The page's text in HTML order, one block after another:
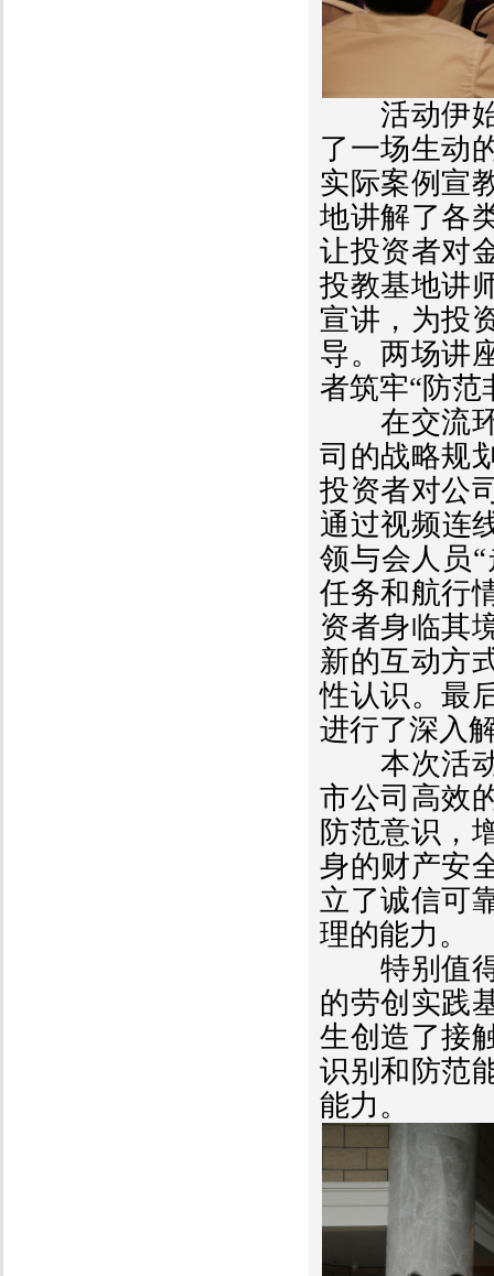
活动伊始
了一场生动
实际案例宣
地讲解了各
让投资者对
投教基地讲
宣讲，为投
导。两场讲
者筑牢“防范
在交流环
司的战略规
投资者对公
通过视频连
领与会人员
任务和航行
资者身临其
新的互动方
性认识。最
进行了深入
本次活动
市公司高效
防范意识，
身的财产安
立了诚信可
理的能力。
特别值得
的劳创实践
生创造了接
识别和防范
能力。